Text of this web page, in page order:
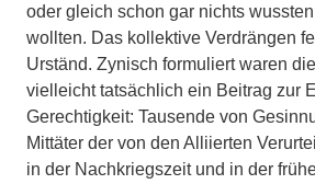
oder gleich schon gar nichts
wollten. Das kollektive Verdrängen
Urständ. Zynisch formuliert waren
vielleicht tatsächlich ein Beitrag zur
Gerechtigkeit: Tausende von
Mittäter der von den Alliierten
in der Nachkriegszeit und in der